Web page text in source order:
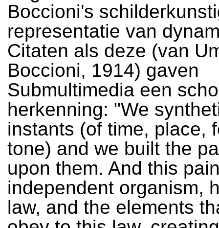
Boccioni's
representatie van
Citaten als deze (van
Boccioni, 1914) gaven
Submultimedia een
herkenning: "We
instants (of time, place,
tone) and we built the
upon them. And this
independent organism,
law, and the elements